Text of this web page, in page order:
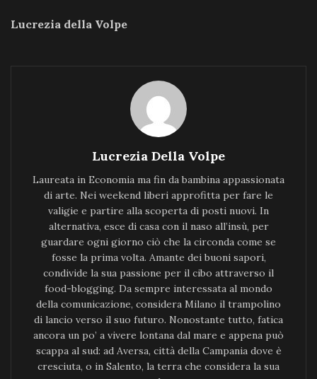
Lucrezia della Volpe
Lucrezia Della Volpe
Laureata in Economia ma fin da bambina appassionata
di arte. Nei weekend liberi approfitta per fare le
valigie e partire alla scoperta di posti nuovi. In
alternativa, esce di casa con il naso all’insù, per
guardare ogni giorno ciò che la circonda come se
fosse la prima volta. Amante dei buoni sapori,
condivide la sua passione per il cibo attraverso il
food-blogging. Da sempre interessata al mondo
della comunicazione, considera Milano il trampolino
di lancio verso il suo futuro. Nonostante tutto, fatica
ancora un po’ a vivere lontana dal mare e appena può
scappa al sud: ad Aversa, città della Campania dove è
cresciuta, o in Salento, la terra che considera la sua